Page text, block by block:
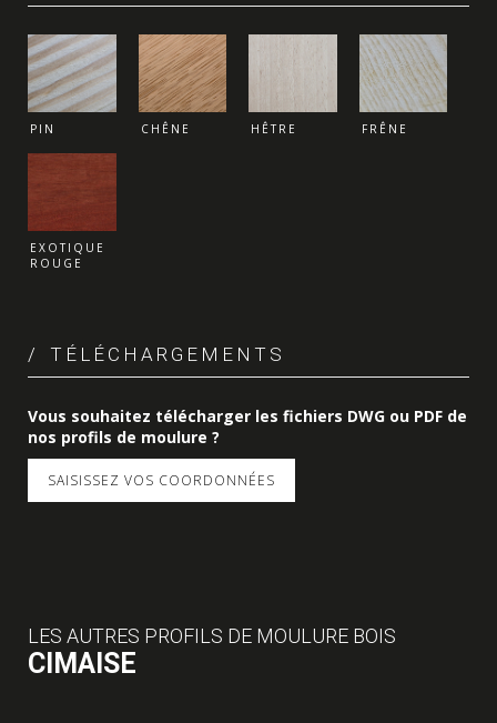
PIN CHÊNE HÊTRE FRÊNE
EXOTIQUE
ROUGE
TÉLÉCHARGEMENTS
Vous souhaitez télécharger les fichiers DWG ou PDF de
nos profils de moulure ?
SAISISSEZ VOS COORDONNÉES
LES AUTRES PROFILS DE MOULURE BOIS
CIMAISE